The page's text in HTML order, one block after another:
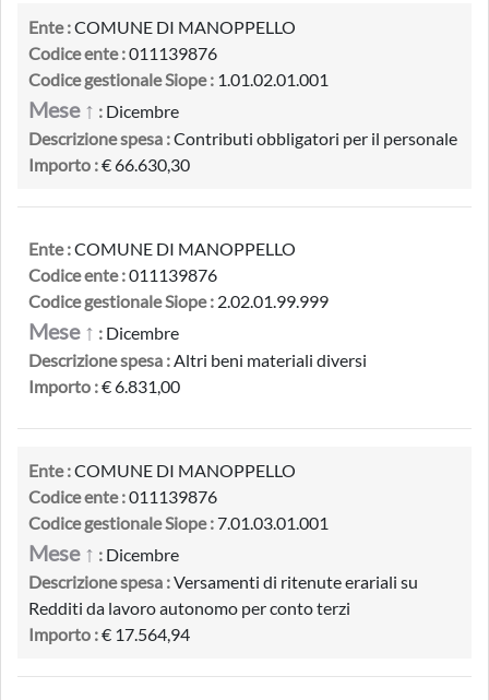
Ente :COMUNE DI MANOPPELLO
Codice ente :011139876
Codice gestionale Siope : 1.01.02.01.001
Mese ↑ : Dicembre
Descrizione spesa :Contributi obbligatori per il personale
Importo :€ 66.630,30
Ente :COMUNE DI MANOPPELLO
Codice ente :011139876
Codice gestionale Siope : 2.02.01.99.999
Mese ↑ : Dicembre
Descrizione spesa :Altri beni materiali diversi
Importo :€ 6.831,00
Ente :COMUNE DI MANOPPELLO
Codice ente :011139876
Codice gestionale Siope :7.01.03.01.001
Mese ↑ : Dicembre
Descrizione spesa :Versamenti di ritenute erariali su
Redditi da lavoro autonomo per conto terzi
Importo :€ 17.564,94